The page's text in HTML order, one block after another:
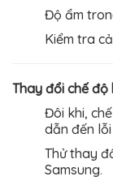
Độ ẩm
Kiểm tra
Thay đổi chế
Đôi khi,
dẫn đến lỗi
Thử thay
Samsung.